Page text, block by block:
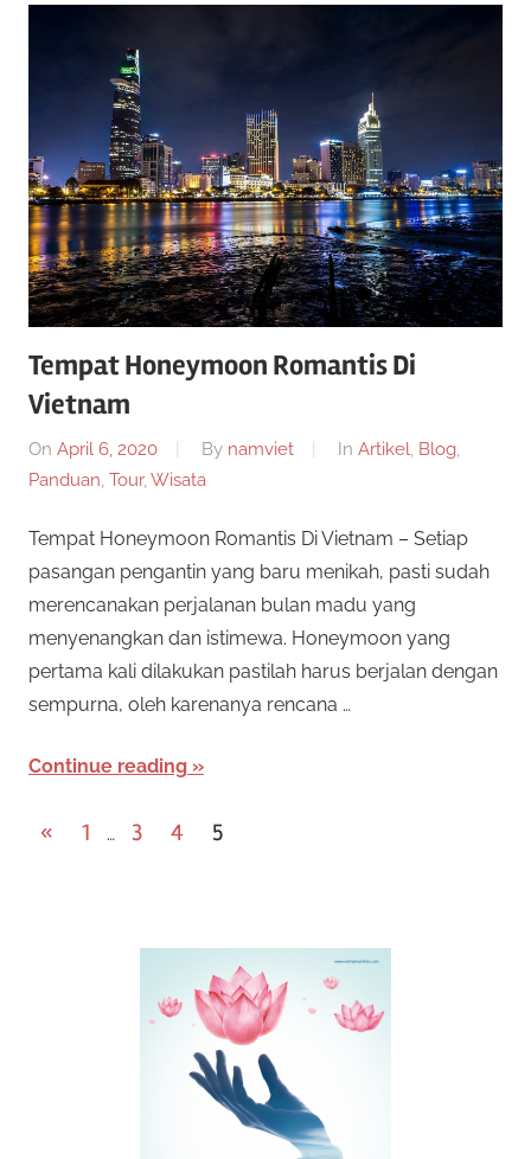
r
p
e
r
c
a
y
a
2
0
n
y
a
n
g
b
a
a
n
a
m
a
i
n
Tempat Honeymoon Romantis Di
Vietnam
On April 6, 2020 By namviet In Artikel, Blog,
Panduan, Tour, Wisata
Tempat Honeymoon Romantis Di Vietnam – Setiap
pasangan pengantin yang baru menikah, pasti sudah
merencanakan perjalanan bulan madu yang
menyenangkan dan istimewa. Honeymoon yang
pertama kali dilakukan pastilah harus berjalan dengan
sempurna, oleh karenanya rencana …
Continue reading
P
« Previous
1 … 3 4 5